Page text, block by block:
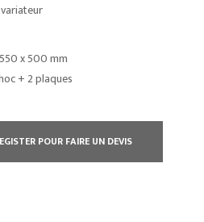
x 500 mm
+ 2 plaques
POUR FAIRE UN DEVIS